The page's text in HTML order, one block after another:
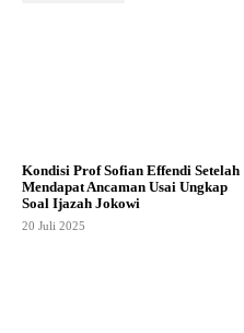
Kondisi Prof Sofian Effendi Setelah
Mendapat Ancaman Usai Ungkap
Soal Ijazah Jokowi
20 Juli 2025